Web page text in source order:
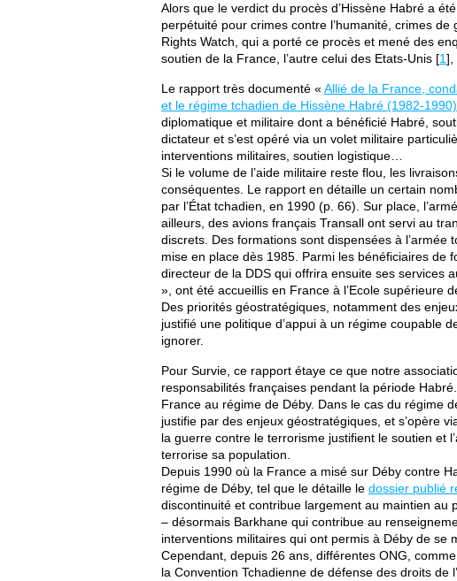
Alors que le verdict du procès d’Hissène Habré a
perpétuité pour crimes contre l’humanité, crimes
Rights Watch, qui a porté ce procès et mené des
soutien de la France, l’autre celui des Etats-Unis [1],
Le rapport très documenté « Allié de la France,
et le régime tchadien de Hissène Habré (1982-1990)
diplomatique et militaire dont a bénéficié Habré,
dictateur et s’est opéré via un volet militaire
interventions militaires, soutien logistique…
Si le volume de l’aide militaire reste flou, les
conséquentes. Le rapport en détaille un certain
par l’État tchadien, en 1990 (p. 66). Sur place,
ailleurs, des avions français Transall ont servi au
discrets. Des formations sont dispensées à l’armée
mise en place dès 1985. Parmi les bénéficiaires de
directeur de la DDS qui offrira ensuite ses services
», ont été accueillis en France à l’Ecole supérieure
Des priorités géostratégiques, notamment des
justifié une politique d’appui à un régime coupable
ignorer.
Pour Survie, ce rapport étaye ce que notre
responsabilités françaises pendant la période
France au régime de Déby. Dans le cas du régime
justifie par des enjeux géostratégiques, et s’opère
la guerre contre le terrorisme justifient le soutien et
terrorise sa population.
Depuis 1990 où la France a misé sur Déby contre
régime de Déby, tel que le détaille le dossier publié
discontinuité et contribue largement au maintien au
– désormais Barkhane qui contribue au
interventions militaires qui ont permis à Déby de se
Cependant, depuis 26 ans, différentes ONG,
la Convention Tchadienne de défense des droits de